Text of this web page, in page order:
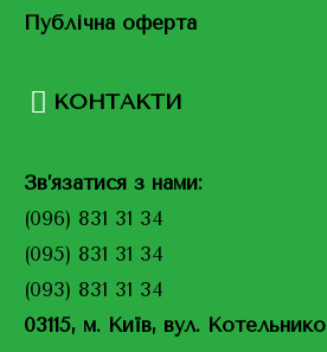
Публічна оферта
КОНТАКТИ
Зв’язатися з нами:
(096) 831 31 34
(095) 831 31 34
(093) 831 31 34
03115, м. Київ, вул.